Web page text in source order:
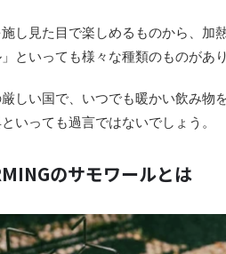
し見た目で楽しめるものから、加
といっても様々な種類のものがあり
しい国で、いつでも暖かい飲み物
いっても過言ではないでしょう。
のサモワールとは